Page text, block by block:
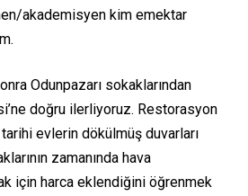
akademisyen kim emektar
Odunpazarı sokaklarından
doğru ilerliyoruz. Restorasyon
evlerin dökülmüş duvarları
zamanında hava
için harca eklendiğini öğrenmek